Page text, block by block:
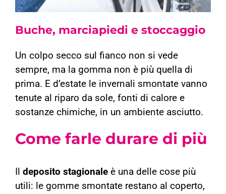
Buche, marciapiedi e stoccaggio
Un colpo secco sul fianco non si vede
sempre, ma la gomma non è più quella di
prima. E d’estate le invernali smontate vanno
tenute al riparo da sole, fonti di calore e
sostanze chimiche, in un ambiente asciutto.
Come farle durare di più
deposito stagionale è una delle cose più
utili: le gomme smontate restano al coperto,